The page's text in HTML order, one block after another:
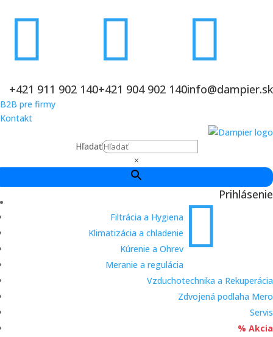

info@dampier.sk

+421 904 902 140

+421 911 902 140
B2B pre firmy
Kontakt
Hľadať
×

Prihlásenie
Filtrácia a Hygiena
Klimatizácia a chladenie
Kúrenie a Ohrev
Meranie a regulácia
Vzduchotechnika a Rekuperácia
Zdvojená podlaha Mero
Servis
% Akcia